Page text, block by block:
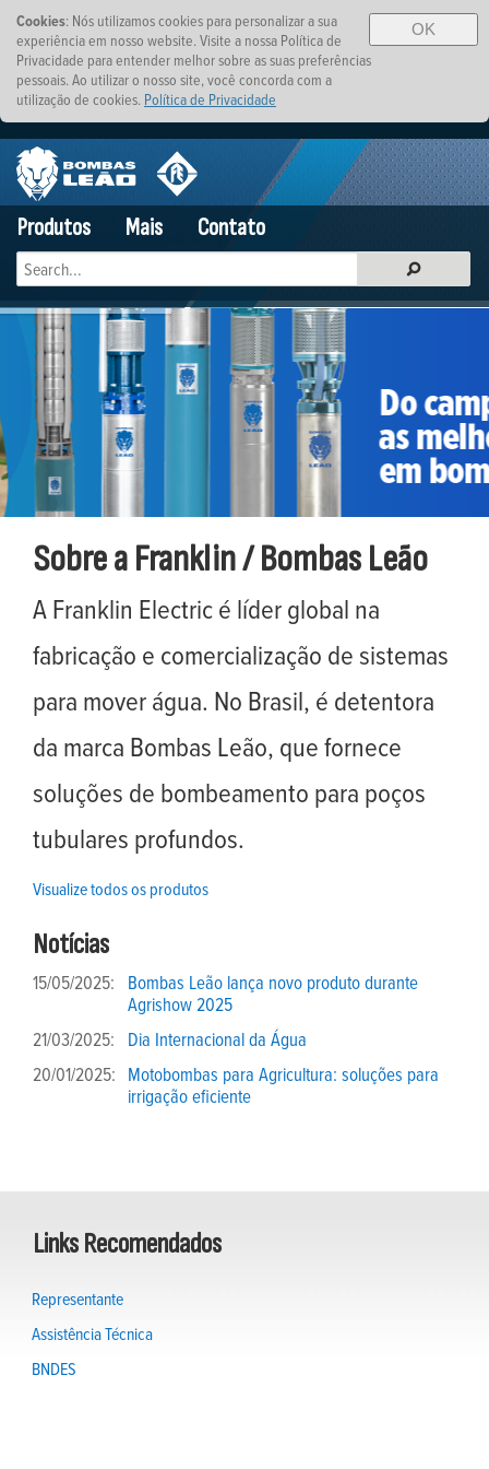
OK
Cookies: Nós utilizamos cookies para personalizar a sua
experiência em nosso website. Visite a nossa Política de
Privacidade para entender melhor sobre as suas preferências
pessoais. Ao utilizar o nosso site, você concorda com a
utilização de cookies. Política de Privacidade
Produtos Mais Contato
Sobre a Franklin / Bombas Leão
A Franklin Electric é líder global na
fabricação e comercialização de sistemas
para mover água. No Brasil, é detentora
da marca Bombas Leão, que fornece
soluções de bombeamento para poços
tubulares profundos.
Visualize todos os produtos
Notícias
15/05/2025:
Bombas Leão lança novo produto durante
Agrishow 2025
21/03/2025:
Dia Internacional da Água
20/01/2025: Motobombas para Agricultura: soluções para
irrigação eficiente
Links Recomendados
Representante
Assistência Técnica
BNDES